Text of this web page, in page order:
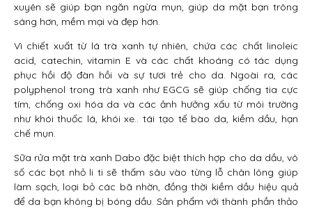
xuyên sẽ giúp bạn ngăn ngừa mụn, giúp da mặt bạn trông
sáng hơn, mềm mại và đẹp hơn.
Vì chiết xuất từ lá trà xanh tự nhiên, chứa các chất linoleic
acid, catechin, vitamin E và các chất khoáng có tác dụng
phục hồi độ đàn hồi và sự tươi trẻ cho da. Ngoài ra, các
polyphenol trong trà xanh như EGCG sẽ giúp chống tia cực
tím, chống oxi hóa da và các ảnh hưởng xấu từ môi trường
như khói thuốc lá, khói xe.. tái tạo tế bào da, kiềm dầu, hạn
chế mụn.
Sữa rửa mặt trà xanh Dabo đặc biệt thích hợp cho da dầu, vô
số các bọt nhỏ li ti sẽ thấm sâu vào từng lỗ chân lông giúp
làm sạch, loại bỏ các bã nhờn, đồng thời kiềm dầu hiệu quả
để da bạn không bị bóng dầu. Sản phẩm với thành phần thảo